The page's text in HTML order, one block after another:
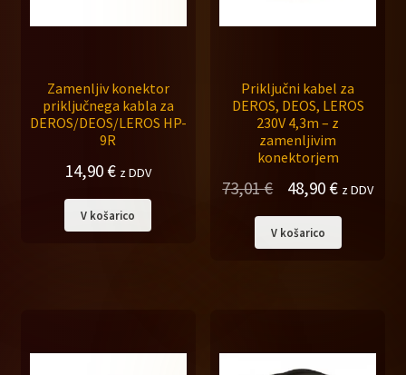
Zamenljiv konektor
priključnega kabla za
DEROS/DEOS/LEROS HP-
9R
14,90 € z DDV
V košarico
Priključni kabel za
DEROS, DEOS, LEROS
230V 4,3m – z
zamenljivim
konektorjem
73,01€
Izvirna
cena
je
48,90 €Trenutna
cena
je:
z DDV
V košarico